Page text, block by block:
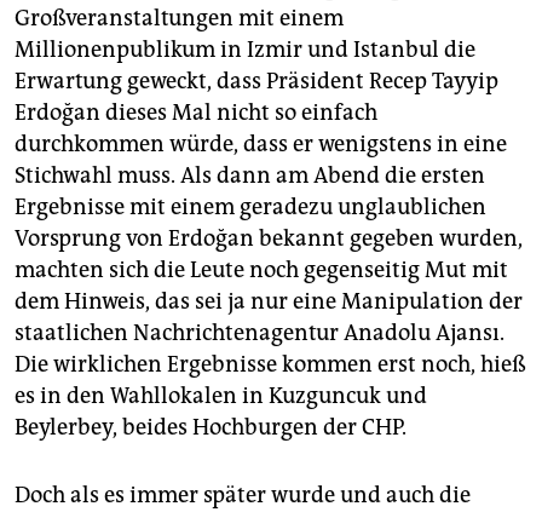
Großveranstaltungen mit einem
Millionenpublikum in Izmir und Istanbul die
Erwartung geweckt, dass Präsident Recep Tayyip
Erdoğan dieses Mal nicht so einfach
durchkommen würde, dass er wenigstens in eine
Stichwahl muss. Als dann am Abend die ersten
Ergebnisse mit einem geradezu unglaublichen
Vorsprung von Erdoğan bekannt gegeben wurden,
machten sich die Leute noch gegenseitig Mut mit
dem Hinweis, das sei ja nur eine Manipulation der
staatlichen Nachrichtenagentur Anadolu Ajansı.
Die wirklichen Ergebnisse kommen erst noch, hieß
es in den Wahllokalen in Kuzguncuk und
Beylerbey, beides Hochburgen der CHP.
Doch als es immer später wurde und auch die